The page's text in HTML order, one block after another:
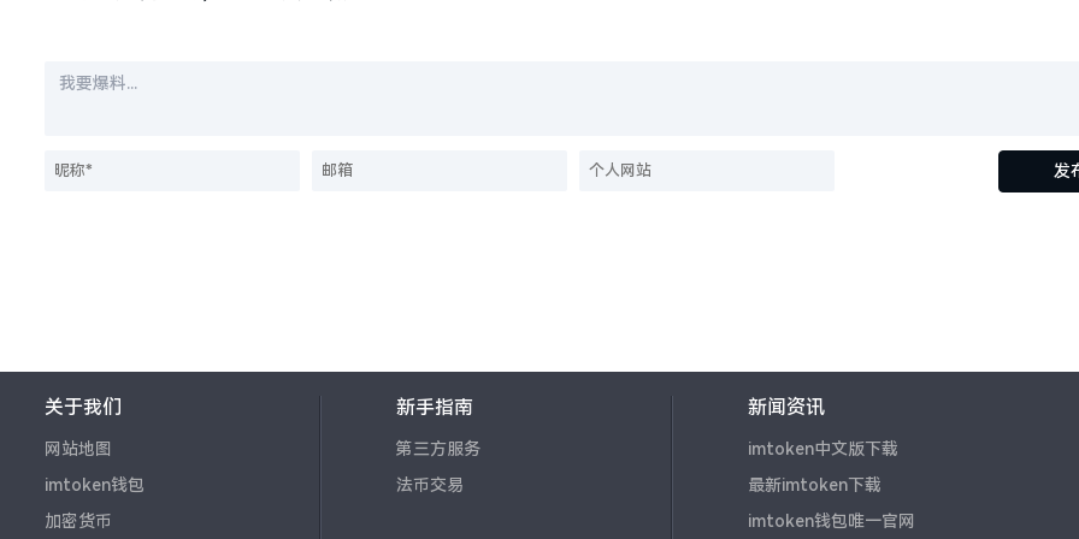
发
关于我们
网站地图
imtoken钱包
加密货币
新手指南
第三方服务
法币交易
新闻资讯
imtoken中文版下载
最新imtoken下载
imtoken钱包唯一官网